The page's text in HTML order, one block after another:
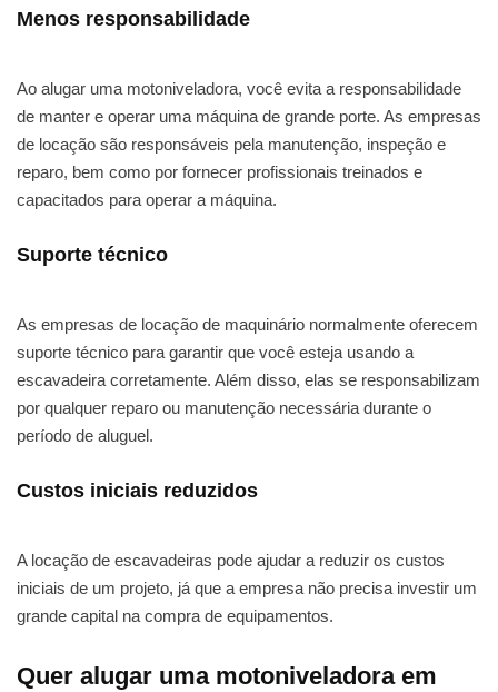
Menos responsabilidade
Ao alugar uma motoniveladora, você evita a responsabilidade
de manter e operar uma máquina de grande porte. As empresas
de locação são responsáveis pela manutenção, inspeção e
reparo, bem como por fornecer profissionais treinados e
capacitados para operar a máquina.
Suporte técnico
As empresas de locação de maquinário normalmente oferecem
suporte técnico para garantir que você esteja usando a
escavadeira corretamente. Além disso, elas se responsabilizam
por qualquer reparo ou manutenção necessária durante o
período de aluguel.
Custos iniciais reduzidos
A locação de escavadeiras pode ajudar a reduzir os custos
iniciais de um projeto, já que a empresa não precisa investir um
grande capital na compra de equipamentos.
Quer alugar uma motoniveladora em